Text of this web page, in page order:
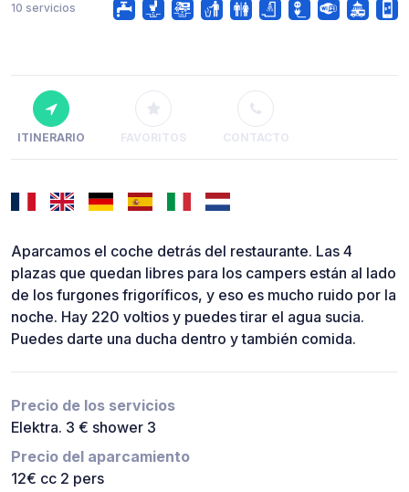
10 servicios
ITINERARIO FAVORITOS CONTACTO
Aparcamos el coche detrás del restaurante. Las 4
plazas que quedan libres para los campers están al lado
de los furgones frigoríficos, y eso es mucho ruido por la
noche. Hay 220 voltios y puedes tirar el agua sucia.
Puedes darte una ducha dentro y también comida.
Precio de los servicios
Elektra. 3 € shower 3
Precio del aparcamiento
12€ cc 2 pers